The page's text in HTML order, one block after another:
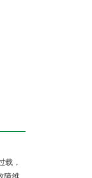
载，